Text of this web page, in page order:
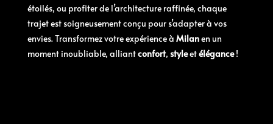
étoilés, ou profiter de l’architecture raffinée, chaque
trajet est soigneusement conçu pour s’adapter à vos
envies. Transformez votre expérience à Milanen un
moment inoubliable, alliantconfort, styleetélégance!